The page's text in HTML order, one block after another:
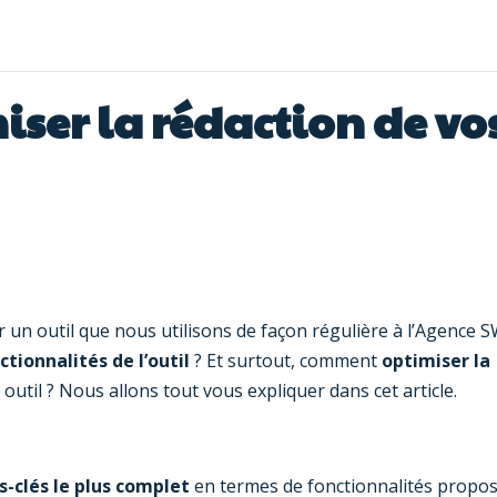
la rédaction de
outil que nous utilisons de façon régulière à l’Agence
de l’outil ? Et surtout, comment optimiser la
outil ? Nous allons tout vous expliquer dans cet article.
clés le plus complet en termes de fonctionnalités